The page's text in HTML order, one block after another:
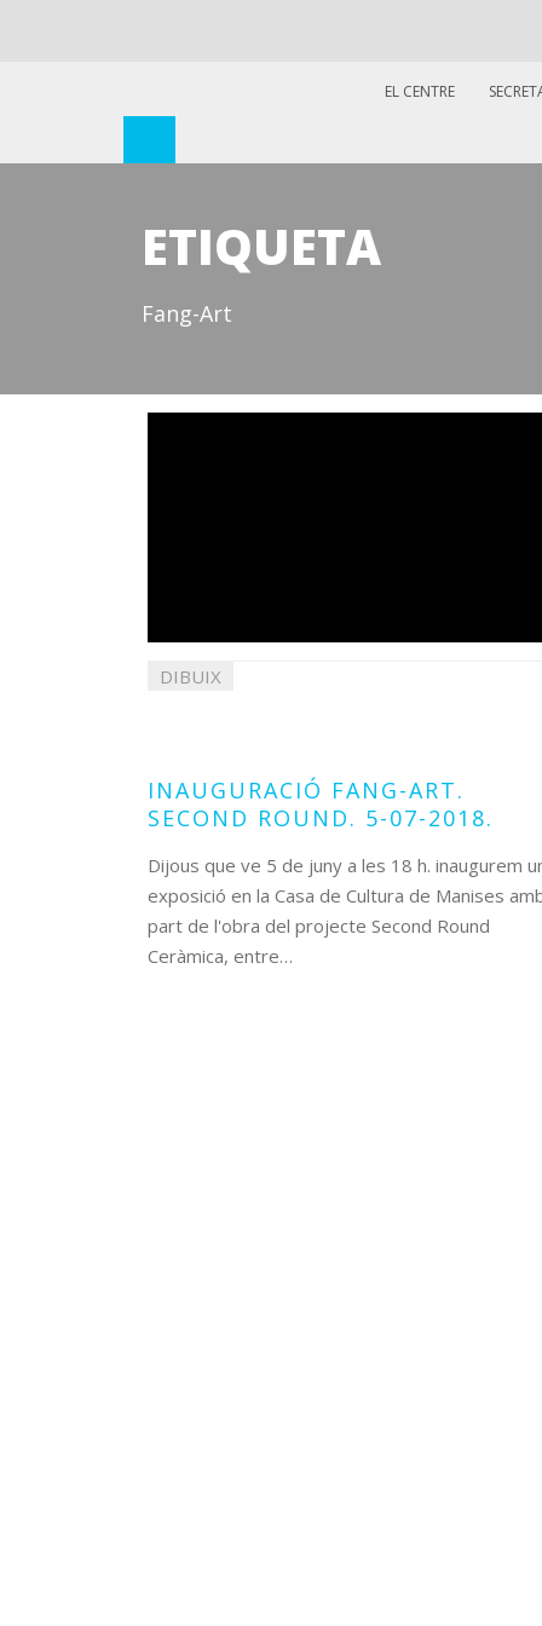
EL CENTRE
ETIQUETA
Fang-Art
DIBUIX
INAUGURACIÓ FANG-ART.
SECOND ROUND. 5-07-2018.
Dijous que ve 5 de juny a les 18 h. inaugurem
exposició en la Casa de Cultura de Manises
part de l'obra del projecte Second Round
Ceràmica, entre…